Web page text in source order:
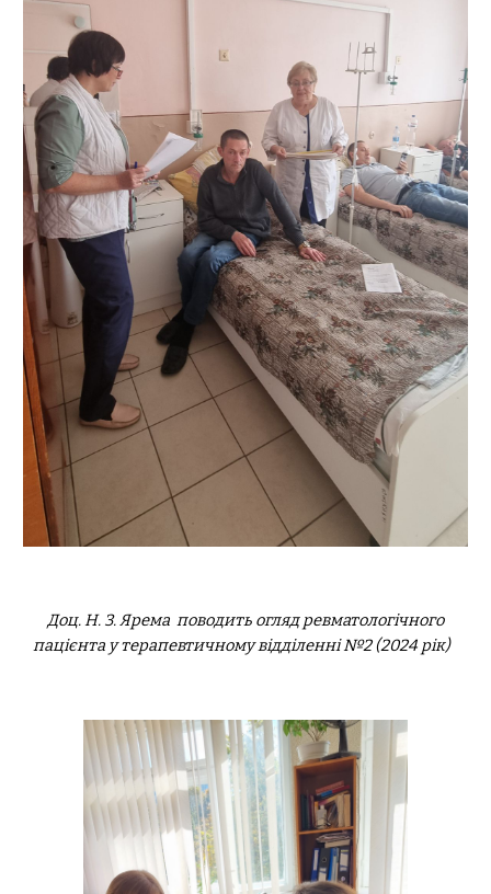
Доц. Н. З. Ярема поводить огляд ревматологічного
пацієнта у терапевтичному відділенні №2 (2024 рік)